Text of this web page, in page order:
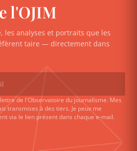
l'OJIM
les analyses et portraits que les
taire — directement dans
de l'Observatoire du journalisme. Mes
transmises à des tiers. Je peux me
via le lien présent dans chaque e-mail.